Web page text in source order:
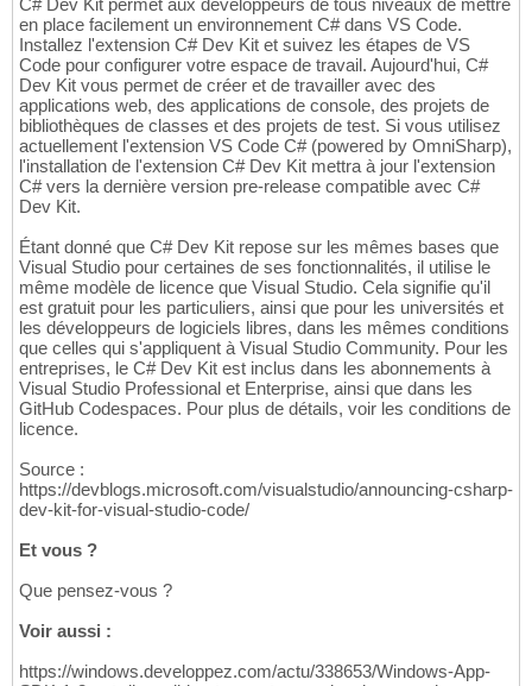
C# Dev Kit permet aux développeurs de tous niveaux de mettre
en place facilement un environnement C# dans VS Code.
Installez l'extension C# Dev Kit et suivez les étapes de VS
Code pour configurer votre espace de travail. Aujourd'hui, C#
Dev Kit vous permet de créer et de travailler avec des
applications web, des applications de console, des projets de
bibliothèques de classes et des projets de test. Si vous utilisez
actuellement l'extension VS Code C# (powered by OmniSharp),
l'installation de l'extension C# Dev Kit mettra à jour l'extension
C# vers la dernière version pre-release compatible avec C#
Dev Kit.
Étant donné que C# Dev Kit repose sur les mêmes bases que
Visual Studio pour certaines de ses fonctionnalités, il utilise le
même modèle de licence que Visual Studio. Cela signifie qu'il
est gratuit pour les particuliers, ainsi que pour les universités et
les développeurs de logiciels libres, dans les mêmes conditions
que celles qui s'appliquent à Visual Studio Community. Pour les
entreprises, le C# Dev Kit est inclus dans les abonnements à
Visual Studio Professional et Enterprise, ainsi que dans les
GitHub Codespaces. Pour plus de détails, voir les conditions de
licence.
Source :
https://devblogs.microsoft.com/visualstudio/announcing-csharp-
dev-kit-for-visual-studio-code/
Et vous ?
Que pensez-vous ?
Voir aussi :
https://windows.developpez.com/actu/338653/Windows-App-